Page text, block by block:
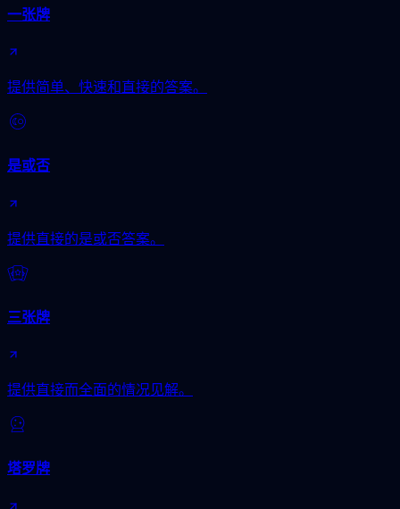
一张牌
提供简单、快速和直接的答案。
是或否
提供直接的是或否答案。
三张牌
提供直接而全面的情况见解。
塔罗牌